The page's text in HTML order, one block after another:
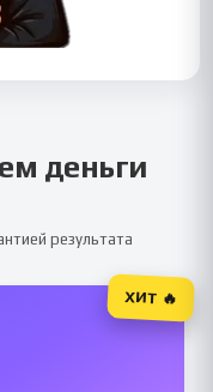
деньги
результата
ХИТ 🔥